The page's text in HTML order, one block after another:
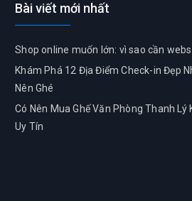
Bài viết mới nhất
Shop online muốn lớn: vì sao cần
Khám Phá 12 Địa Điểm Check-in Đẹp
Nên Ghé
Có Nên Mua Ghế Văn Phòng Thanh Lý
Uy Tín